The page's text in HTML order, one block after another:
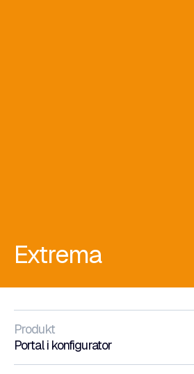
Extrema
Produkt
Portal i konfigurator